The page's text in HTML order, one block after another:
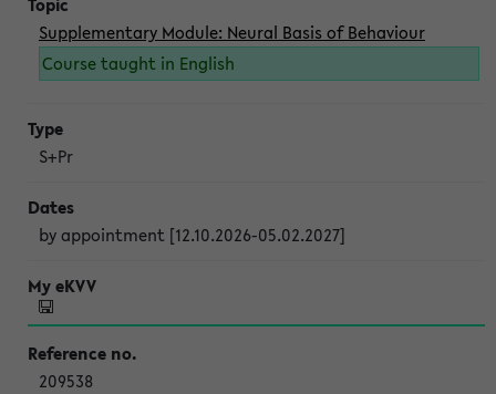
Supplementary Module: Neural Basis of Behaviour
Course taught in English
S+Pr
by appointment [12.10.2026-05.02.2027]
209538